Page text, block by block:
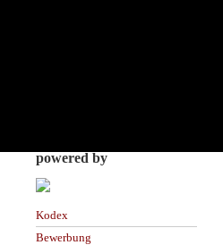
powered by
Kodex
Bewerbung